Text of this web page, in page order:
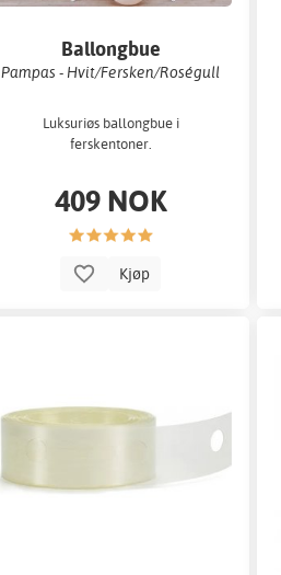
Ballongbue
Pampas - Hvit/Fersken/Roségull
Luksuriøs ballongbue i
ferskentoner.
409 NOK
Kjøp